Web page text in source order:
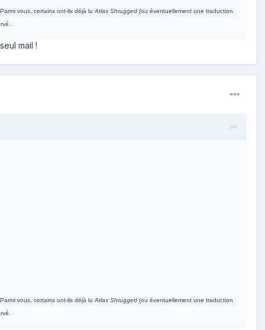
vous, certains ont-ils déjà lu Atlas Shrugged (ou éventuellement une traduction
mail !
vous, certains ont-ils déjà lu Atlas Shrugged (ou éventuellement une traduction